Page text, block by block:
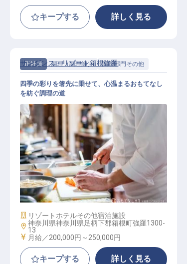
キープする 詳しく見る
正社員 調理（調理師） 調理部門その他
調理スタッフ
サンダンス・リゾート箱根強羅
四季の彩りを箸先に乗せて、心温まるおもてなし
を紡ぐ調理の道
施設業態
リゾートホテルその他宿泊施設
勤務地
神奈川県神奈川県足柄下郡箱根町強羅1300-
13
給与
月給／200,000円～ 250,000円
キープする 詳しく見る